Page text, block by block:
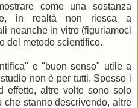
come una sostanza
in realtà non riesca a
neanche in vitro (figuriamoci
del metodo scientifico.
e "buon senso" utile a
non è per tutti. Spesso i
effetto, altre volte sono solo
stanno descrivendo, altre